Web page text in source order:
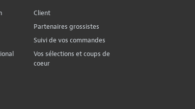
Client
Partenaires grossistes
Suivi de vos commandes
Vos sélections et coups de
coeur